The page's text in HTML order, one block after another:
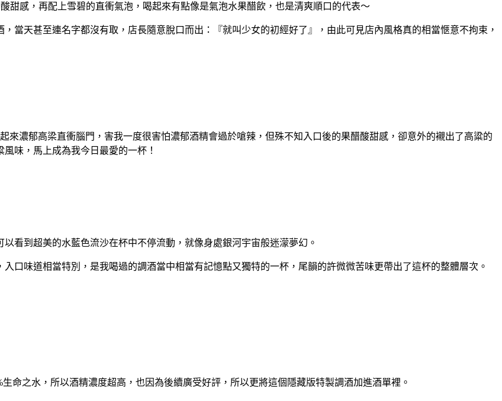
酸甜感， 再配上雪碧的直衝氣泡，喝起來有點像是氣泡水果醋飲，也是清爽順口的代表～
當天甚至連名字都沒有取，店長隨意脫口而出：『就叫少女的初經好了』，由此可見店內風格真的相當愜意不拘束，
來濃郁高梁直衝腦門，害我一度很害怕濃郁酒精會過於嗆辣，但殊不知入口後的果醋酸甜感，卻意外的襯出了高粱的
味，馬上成為我今日最愛的一杯！
看到超美的水藍色流沙在杯中不停流動，就像身處銀河宇宙般迷濛夢幻。
口味道相當特別，是我喝過的調酒當中相當有記憶點又獨特的一杯，尾韻的許微微苦味更帶出了這杯的整體層次。
生命之水，所以酒精濃度超高，也因為後續廣受好評，所以更將這個隱藏版特製調酒加進酒單裡。